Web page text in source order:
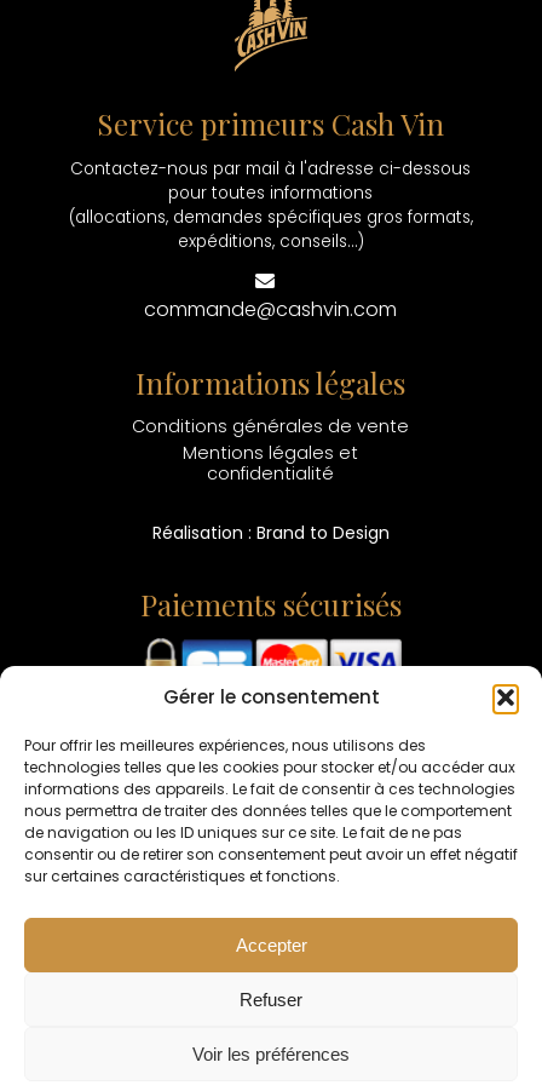
Gérer le consentement
Pour offrir les meilleures expériences, nous utilisons des
technologies telles que les cookies pour stocker et/ou accéder aux
informations des appareils. Le fait de consentir à ces technologies
nous permettra de traiter des données telles que le comportement
de navigation ou les ID uniques sur ce site. Le fait de ne pas
consentir ou de retirer son consentement peut avoir un effet négatif
sur certaines caractéristiques et fonctions.
Accepter
Refuser
Voir les préférences
Service primeurs Cash Vin
Contactez-nous par mail à l'adresse ci-dessous
pour toutes informations
(allocations, demandes spécifiques gros formats,
expéditions, conseils...)
commande@cashvin.com
Informations légales
Conditions générales de vente
Mentions légales et
confidentialité
Réalisation : Brand to Design
Paiements sécurisés
Interdiction de vente de boissons alcooliques
aux mineurs de moins de 18 ans.
au moment de la vente en ligne
CODE DE LA SANTE PUBLIQUE, ART. L. 3342-1 et L.